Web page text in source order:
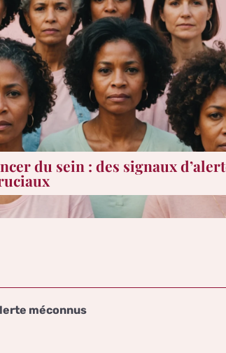
du sein : des signaux
méconnus